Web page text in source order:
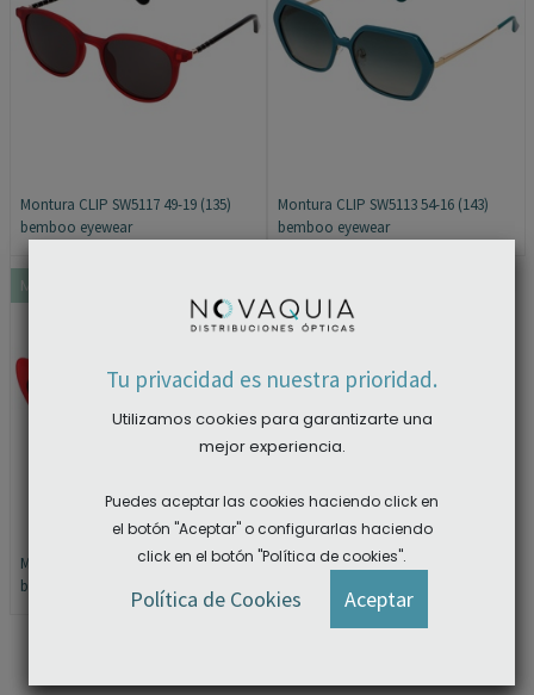
Montura CLIP SW5117 49-19 (135)
bemboo eyewear
Montura CLIP SW5113 54-16 (143)
bemboo eyewear
MERCADO CIRCULAR
Montura CLIP SW5112 48-14 (130)
bemboo eyewear
Tu privacidad es nuestra prioridad.
Utilizamos cookies para garantizarte una
mejor experiencia.
Puedes aceptar las cookies haciendo click en
el botón "Aceptar" o configurarlas haciendo
click en el botón "Política de cookies".
Política de Cookies Aceptar